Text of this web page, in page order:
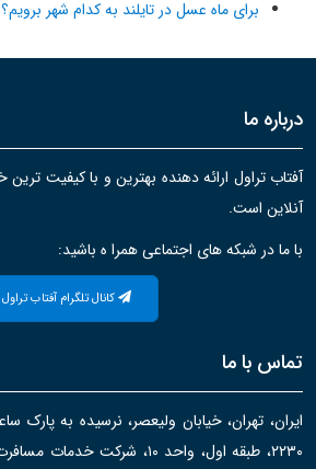
برای ماه عسل در تایلند به کدام شهر برویم؟
درباره ما
آفتاب تراول ارائه دهنده بهترین و با کیفیت
آنلاین است.
با ما در شبکه های اجتماعی همرا ه باشید:
کانال تلگرام آفتاب تراول
تماس با ما
ایران، تهران، خیابان ولیعصر، نرسیده به پارک
۲۲۳۰، طبقه اول، واحد ۱۰،